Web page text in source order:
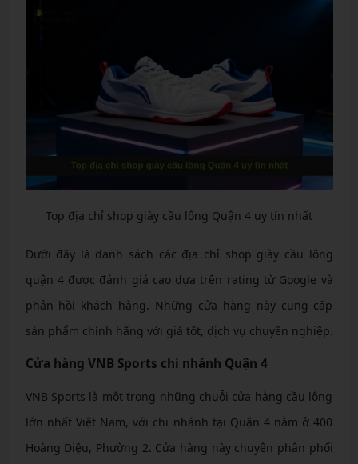
Top địa chỉ shop giày cầu lông Quận 4 uy tín nhất
Dưới đây là danh sách các địa chỉ shop giày cầu lông
quận 4 được đánh giá cao dựa trên rating từ Google và
phản hồi khách hàng. Những cửa hàng này cung cấp
sản phẩm chính hãng với giá tốt, dịch vụ chuyên nghiệp.
Cửa hàng VNB Sports chi nhánh Quận 4
VNB Sports là một trong những chuỗi cửa hàng cầu lông
lớn nhất Việt Nam, với chi nhánh tại Quận 4 nằm ở 400
Hoàng Diệu, Phường 2. Cửa hàng này chuyên phân phối